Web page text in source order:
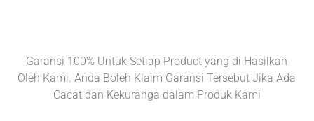
Garansi 100% Untuk Setiap Product yang di Hasilkan
Oleh Kami. Anda Boleh Klaim Garansi Tersebut Jika Ada
Cacat dan Kekuranga dalam Produk Kami